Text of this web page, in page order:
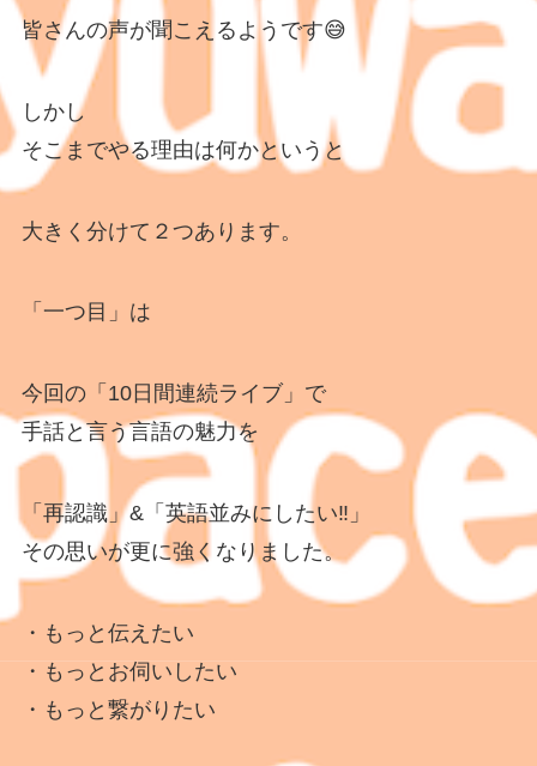
皆さんの声が聞こえるようです😅
しかし
そこまでやる理由は何かというと
大きく分けて２つあります。
「一つ目」は
今回の「10日間連続ライブ」で
手話と言う言語の魅力を
「再認識」&「英語並みにしたい‼️」
その思いが更に強くなりました。
・もっと伝えたい
・もっとお伺いしたい
・もっと繋がりたい